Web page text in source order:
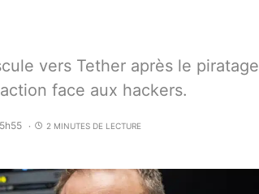
vers Tether après le piratage
face aux hackers.
2 MINUTES DE LECTURE